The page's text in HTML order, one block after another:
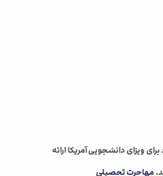
ویزای دانشجویی آمریکا ارائه
مهاجرت تحصیلی